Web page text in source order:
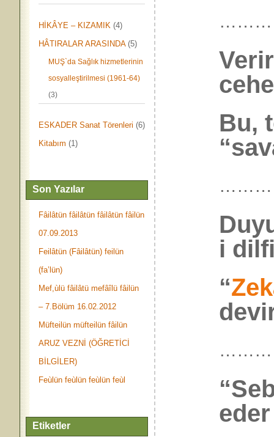
HİKÂYE – KIZAMIK (4)
HÂTIRALAR ARASINDA(5)
MUŞ`da Sağlık hizmetlerinin
sosyalleştirilmesi (1961-64)
(3)
ESKADER Sanat Törenleri (6)
Kitabım (1)
Son Yazılar
Fâilâtün fâilâtün fâilâtün fâilün
07.09.2013
Feilâtün (Fâilâtün) feilün
(fa’lün)
Mef,ùlü fâilâtü mefâîlü fâilün
– 7.Bölüm 16.02.2012
Müfteilün müfteilün fâilün
ARUZ VEZNİ (ÖĞRETİCİ
BİLGİLER)
Feùlün feùlün feùlün feùl
Etiketler
Bu,
i
“